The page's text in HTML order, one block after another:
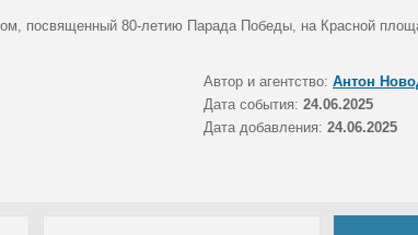
посвященный 80-летию Парада Победы, на Красной
Автор и агентство: Антон
Дата события: 24.06.2025
Дата добавления: 24.06.2025